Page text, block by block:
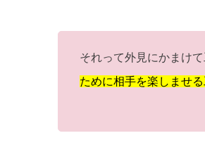
それって外見にかまけ
ために相手を楽しませ